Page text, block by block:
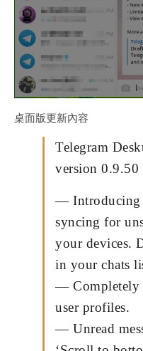
桌面版更新內容
Telegram
version 0.9.50
— Introducing
syncing for
your devices.
in your chats
— Completely
user profiles.
— Unread